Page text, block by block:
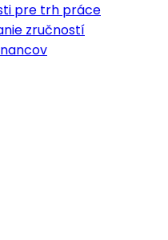
pre trh práce
zručností